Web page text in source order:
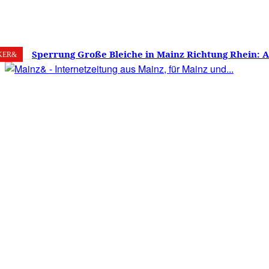
7. August 2026 22.6 Mainz
Sperrung Große Bleiche in Mainz Richtung Rhein:
verwirrt, Mainzer stinksauer – Haben die Mainzer